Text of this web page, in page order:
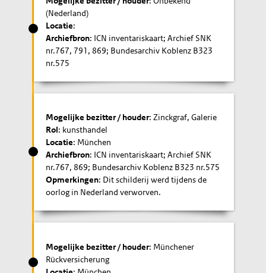
(Nederland)
Locatie:
Archiefbron: ICN inventariskaart; Archief SNK
nr.767, 791, 869; Bundesarchiv Koblenz B323
nr.575
Mogelijke bezitter / houder: Zinckgraf, Galerie
Rol: kunsthandel
Locatie: München
Archiefbron: ICN inventariskaart; Archief SNK
nr.767, 869; Bundesarchiv Koblenz B323 nr.575
Opmerkingen: Dit schilderij werd tijdens de
oorlog in Nederland verworven.
Mogelijke bezitter / houder: Münchener
Rückversicherung